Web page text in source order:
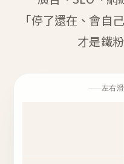
「停了還在、會自
才是鐵
左右